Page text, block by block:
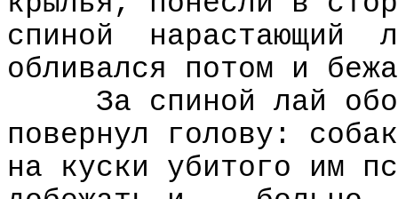
спиной
нарастающий
обливался потом и
За спиной лай
повернул голову:
на куски убитого им